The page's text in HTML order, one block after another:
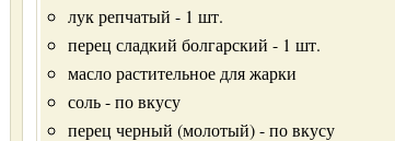
лук репчатый - 1 шт.
перец сладкий болгарский - 1 шт.
масло растительное для жарки
соль - по вкусу
перец черный (молотый) - по вкусу